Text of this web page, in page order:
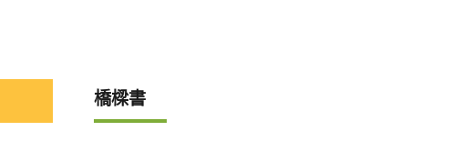
橋樑書